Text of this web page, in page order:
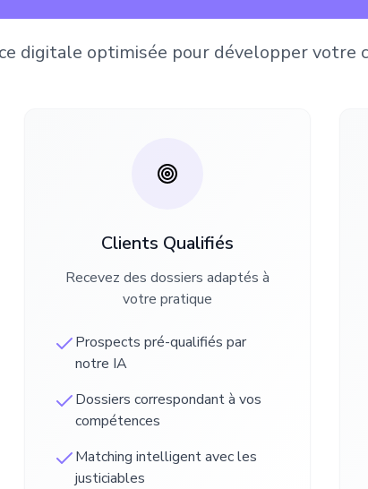
digitale optimisée pour développer votre
Clients Qualifiés
Recevez des dossiers adaptés à
votre pratique
Prospects pré-qualifiés par
notre IA
Dossiers correspondant à vos
compétences
Matching intelligent avec les
justiciables